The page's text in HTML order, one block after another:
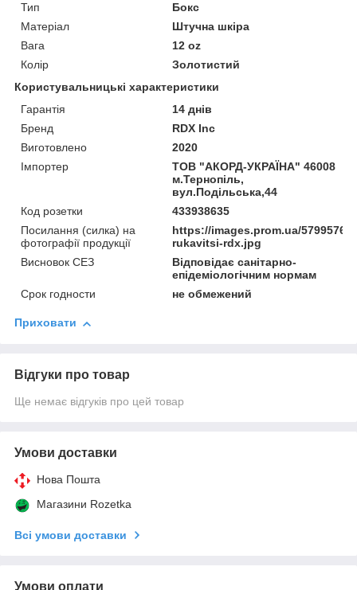
Тип
Бокс
Матеріал
Штучна шкіра
Вага
12 oz
Колір
Золотистий
Користувальницькі характеристики
Гарантія
14 днів
Бренд
RDX Inc
Виготовлено
2020
Імпортер
ТОВ "АКОРД-УКРАЇНА" 46008
м.Тернопіль,
вул.Подільська,44
Код розетки
433938635
Посилання (силка) на
фотографії продукції
https://images.prom.ua/
rukavitsi-rdx.jpg
Висновок СЕЗ
Відповідає санітарно-
епідеміологічним нормам
Срок годности
не обмежений
Приховати
Відгуки про товар
Ще немає відгуків про цей товар
Умови доставки
Нова Пошта
Магазини Rozetka
Всі умови доставки
Умови оплати